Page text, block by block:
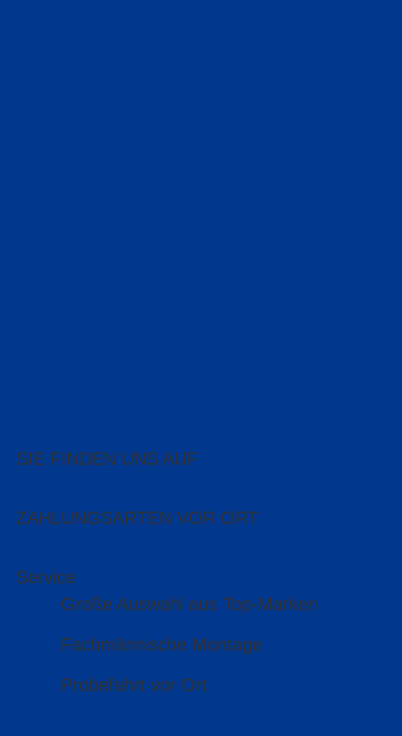
SIE FINDEN UNS AUF
ZAHLUNGSARTEN VOR ORT
Service
Große Auswahl aus Top-Marken
Fachmännische Montage
Probefahrt vor Ort